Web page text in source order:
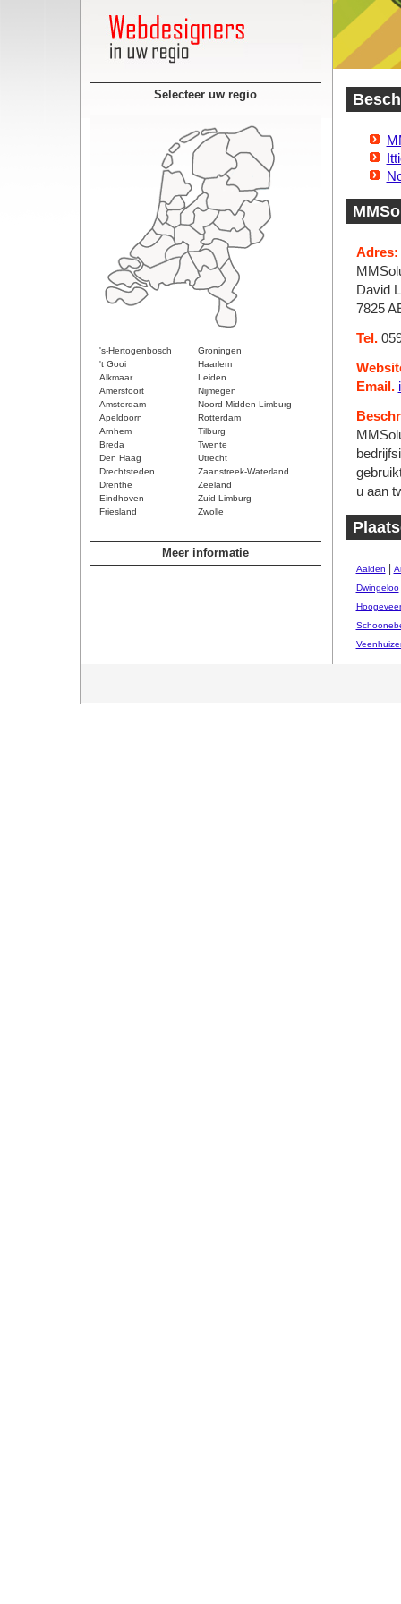
Selecteer uw regio
's-Hertogenbosch
Groningen
't Gooi
Haarlem
Alkmaar
Leiden
Amersfoort
Nijmegen
Amsterdam
Noord-Midden Limburg
Apeldoorn
Rotterdam
Arnhem
Tilburg
Breda
Twente
Den Haag
Utrecht
Drechtsteden
Zaanstreek-Waterland
Drenthe
Zeeland
Eindhoven
Zuid-Limburg
Friesland
Zwolle
Meer informatie
Adres:
David
7825
Tel.
Email.
u aan
Aalden
Dwingeloo